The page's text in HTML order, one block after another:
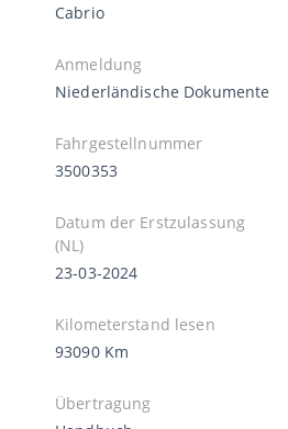
Cabrio
Anmeldung
Niederländische Dokumente
Fahrgestellnummer
3500353
Datum der Erstzulassung
(NL)
23-03-2024
Kilometerstand lesen
93090 Km
Übertragung